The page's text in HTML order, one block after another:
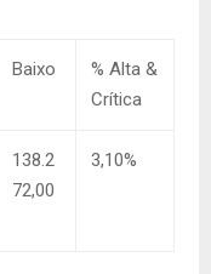
Baixo
% Alta &
Crítica
138.2
72,00
3,10%